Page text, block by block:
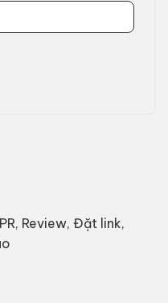
Review, Đặt link,